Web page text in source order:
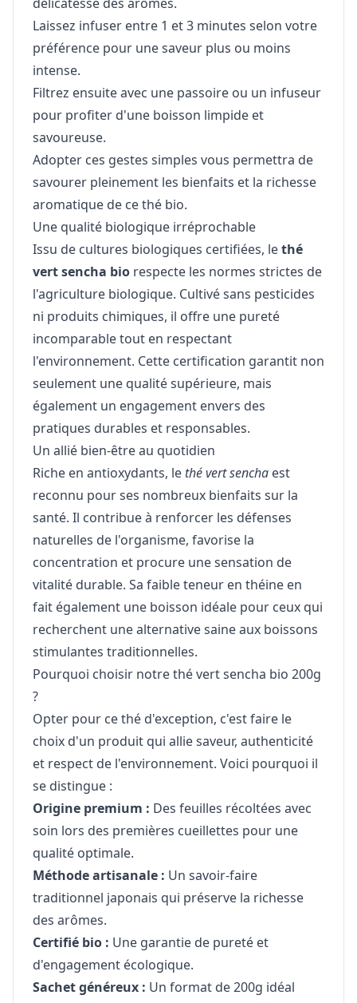
Laissez infuser entre 1 et 3 minutes selon votre
préférence pour une saveur plus ou moins
intense.
Filtrez ensuite avec une passoire ou un infuseur
pour profiter d'une boisson limpide et
savoureuse.
Adopter ces gestes simples vous permettra de
savourer pleinement les bienfaits et la richesse
aromatique de ce thé bio.
Une qualité biologique irréprochable
Issu de cultures biologiques certifiées, lethé
vert sencha bio respecte les normes strictes de
l'agriculture biologique. Cultivé sans pesticides
ni produits chimiques, il offre une pureté
incomparable tout en respectant
l'environnement. Cette certification garantit non
seulement une qualité supérieure, mais
également un engagement envers des
pratiques durables et responsables.
Un allié bien-être au quotidien
Riche en antioxydants, le thé vert sencha est
reconnu pour ses nombreux bienfaits sur la
santé. Il contribue à renforcer les défenses
naturelles de l'organisme, favorise la
concentration et procure une sensation de
vitalité durable. Sa faible teneur en théine en
fait également une boisson idéale pour ceux qui
recherchent une alternative saine aux boissons
stimulantes traditionnelles.
Pourquoi choisir notre thé vert sencha bio 200g
?
Opter pour ce thé d'exception, c'est faire le
choix d'un produit qui allie saveur, authenticité
et respect de l'environnement. Voici pourquoi il
se distingue :
Origine premium : Des feuilles récoltées avec
soin lors des premières cueillettes pour une
qualité optimale.
Méthode artisanale : Un savoir-faire
traditionnel japonais qui préserve la richesse
des arômes.
Certifié bio : Une garantie de pureté et
d'engagement écologique.
Sachet généreux : Un format de 200g idéal